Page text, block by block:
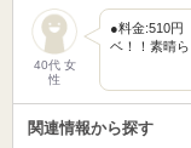
40代 女
性
●料金:510円
ベ！！素晴
関連情報から探す